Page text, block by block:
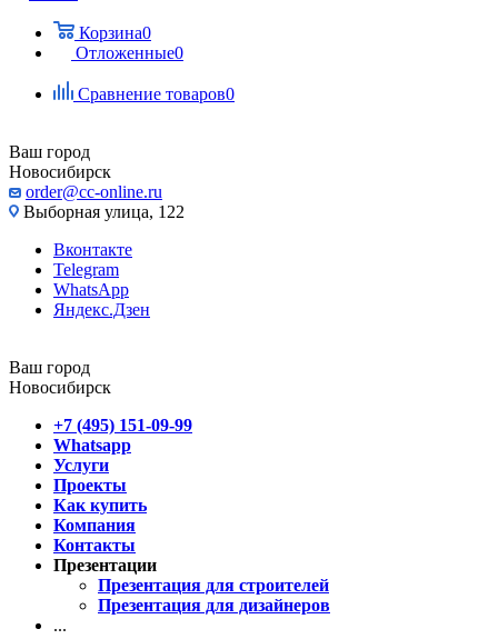
Корзина0
Отложенные0
Сравнение товаров0
Ваш город
Новосибирск
order@cc-online.ru
Выборная улица, 122
Вконтакте
Telegram
WhatsApp
Яндекс.Дзен
Ваш город
Новосибирск
+7 (495) 151-09-99
Whatsapp
Услуги
Проекты
Как купить
Компания
Контакты
Презентации
Презентация для строителей
Презентация для дизайнеров
...